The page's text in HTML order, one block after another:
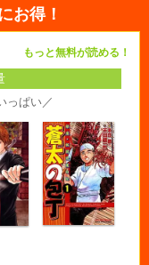
お得！
もっと無料が読める！
っぱい／